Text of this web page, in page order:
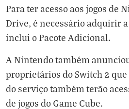
Para ter acesso aos jogos de
Drive, é necessário adquirir
inclui o Pacote Adicional.
A Nintendo também
proprietários do Switch 2
do serviço também terão
de jogos do Game Cube.